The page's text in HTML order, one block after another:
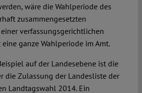
wäre die Wahlperiode des
zusammengesetzten
verfassungsgerichtlichen
ganze Wahlperiode im Amt.
auf der Landesebene ist die
die Zulassung der Landesliste der
Landtagswahl 2014. Ein